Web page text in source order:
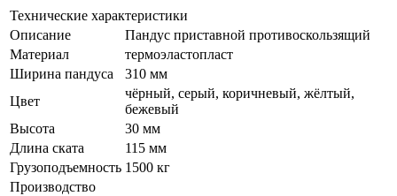
Технические характеристики
Описание
Пандус приставной противоскользящий
Материал
термоэластопласт
Ширина пандуса
310 мм
Цвет
чёрный, серый, коричневый, жёлтый,
бежевый
Высота
30 мм
Длина ската
115 мм
Грузоподъемность 1500 кг
Производство